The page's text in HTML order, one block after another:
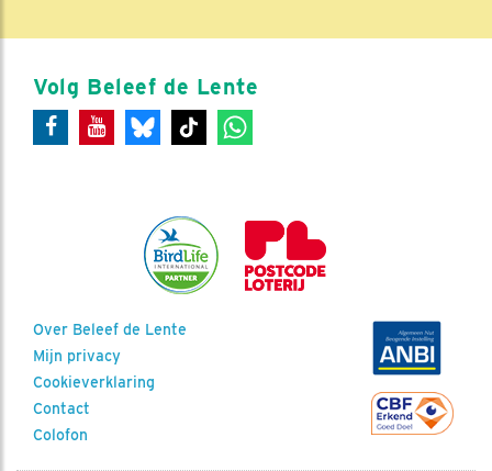
Volg Beleef de Lente
Over Beleef de Lente
Mijn privacy
Cookieverklaring
Contact
Colofon